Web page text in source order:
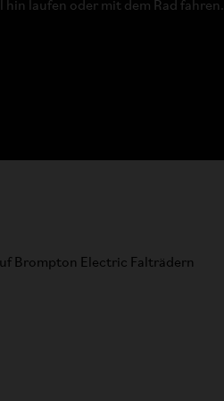
hin laufen oder mit dem Rad fahren.